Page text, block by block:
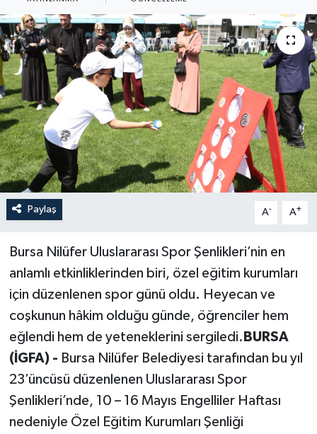
Paylaş A- A+
Bursa Nilüfer Uluslararası Spor Şenlikleri’nin en
anlamlı etkinliklerinden biri, özel eğitim kurumları
için düzenlenen spor günü oldu. Heyecan ve
coşkunun hâkim olduğu günde, öğrenciler hem
eğlendi hem de yeteneklerini sergiledi. BURSA
(İGFA) - Bursa Nilüfer Belediyesi tarafından bu yıl
23’üncüsü düzenlenen Uluslararası Spor
Şenlikleri’nde, 10 – 16 Mayıs Engelliler Haftası
nedeniyle Özel Eğitim Kurumları Şenliği